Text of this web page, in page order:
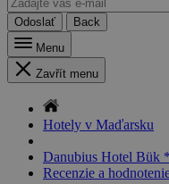
Odoslať
Back
Menu
Zavřít menu
Hotely v Maďarsku
Danubius Hotel Bük
Recenzie a